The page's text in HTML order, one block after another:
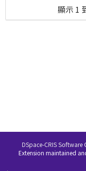
顯示 1
DSpace-CRIS Software
Extension maintained